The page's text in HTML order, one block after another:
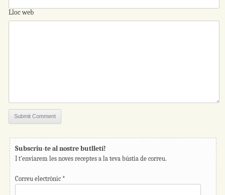
Lloc web
Subscriu-te al nostre butlletí!
I t'enviarem les noves receptes a la teva bústia de correu.
Correu electrònic *